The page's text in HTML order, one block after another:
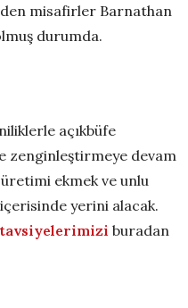
misafirler Barnathan
durumda.
açıkbüfe
zenginleştirmeye devam
ekmek ve unlu
yerini alacak.
tavsiyelerimizi buradan